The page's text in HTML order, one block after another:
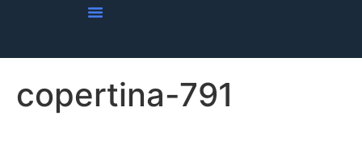
copertina-791